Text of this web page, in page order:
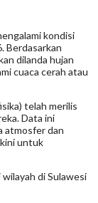
kondisi
Berdasarkan
dilanda hujan
cuaca cerah atau
telah merilis
Data ini
atmosfer dan
untuk
di Sulawesi